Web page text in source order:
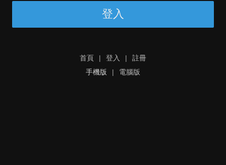
登入
首頁 | 登入 |
註冊
手機版
| 電腦版